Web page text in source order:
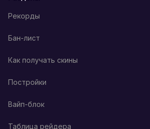
Рекорды
Бан-лист
Как получать скины
Постройки
Вайп-блок
Таблица рейдера